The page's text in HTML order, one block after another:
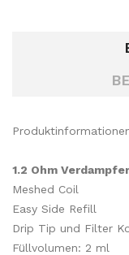
1.2 Ohm
Meshed Coil
Easy Side Refill
Drip Tip und Filter
Füllvolumen: 2 ml